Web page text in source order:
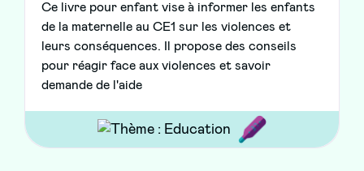
Ce livre pour enfant vise à informer les enfants
de la maternelle au CE1 sur les violences et
leurs conséquences. Il propose des conseils
pour réagir face aux violences et savoir
demande de l'aide